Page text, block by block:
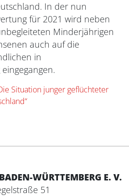
In der nun
für 2021 wird neben
Minderjährigen
auch auf die
in
Situation junger geflüchteter
WÜRTTEMBERG E. V.
51